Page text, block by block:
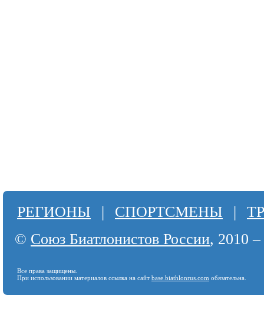
РЕГИОНЫ | СПОРТСМЕНЫ |
© Союз Биатлонистов России, 2010
Все права защищены.
При использовании материалов ссылка на сайт base.biathlonrus.com обязательна.